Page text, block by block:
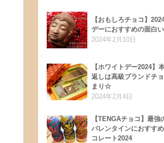
【おもしろチョコ】
デーにおすすめの面白
2024年2月10日
【ホワイトデー2024】
返しは高級ブランドチ
まり☆
2024年2月4日
【TENGAチョコ】最強
バレンタインにおすす
コレート2024